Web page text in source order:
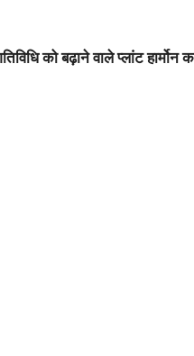
को बढ़ाने वाले प्लांट हार्मोन